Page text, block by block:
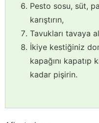
Pesto sosu, süt,
karıştırın,
Tavukları tavaya
İkiye kestiğiniz
kapağını kapatıp
kadar pişirin.